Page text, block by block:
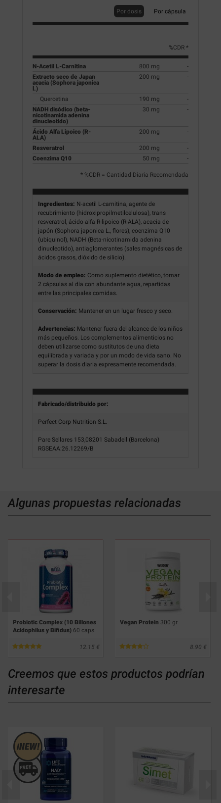
Por dosis Por cápsula
%CDR *
N-Acetil L-Carnitina 800 mg
-
Extracto seco de Japan
acacia (Sophora japonica
l.)
200 mg -
Quercetina 190 mg
-
NADH disódico (beta-
nicotinamida adenina
dinucleotido)
30 mg -
Ácido Alfa Lipoico (R-
ALA)
200 mg -
Resveratrol 200 mg
-
Coenzima Q10
50 mg -
* %CDR = Cantidad Diaria Recomendada
Ingredientes: N-acetil L-carnitina, agente de
recubrimiento (hidroxipropilmetilcelulosa), trans
resveratrol, ácido alfa R-lipoico (R-ALA), acacia de
japón (Sophora japonica L., flores), coenzima Q10
(ubiquinol), NADH (Beta-nicotinamida adenina
dinucleotido), antiaglomerantes (sales magnésicas de
ácidos grasos, dióxido de silicio).
Modo de empleo: Como suplemento dietético, tomar
2 cápsulas al día con abundante agua, repartidas
entre las principales comidas.
Conservación: Mantener en un lugar fresco y seco.
Advertencias: Mantener fuera del alcance de los niños
más pequeños. Los complementos alimenticios no
deben utilizarse como sustitutos de una dieta
equilibrada y variada y por un modo de vida sano. No
superar la dosis diaria expresamente recomendada.
Fabricado/distribuido por:
Perfect Corp Nutrition S.L.
Pare Sellares 153,08201 Sabadell (Barcelona)
RGSEAA:26.12269/B
Algunas propuestas relacionadas
Probiotic Complex (10 Billones
Acidophilus y Bifidus) 60 caps.
12.15
Vegan Protein 300 gr
8.90
Creemos que estos productos podrían
interesarte